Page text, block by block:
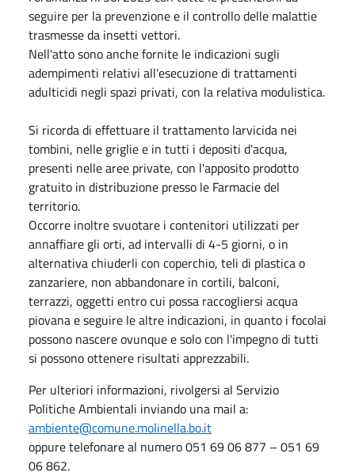
seguire per la prevenzione e il controllo delle malattie
trasmesse da insetti vettori.
Nell'atto sono anche fornite le indicazioni sugli
adempimenti relativi all'esecuzione di trattamenti
adulticidi negli spazi privati, con la relativa modulistica.
Si ricorda di effettuare il trattamento larvicida nei
tombini, nelle griglie e in tutti i depositi d'acqua,
presenti nelle aree private, con l'apposito prodotto
gratuito in distribuzione presso le Farmacie del
territorio.
Occorre inoltre svuotare i contenitori utilizzati per
annaffiare gli orti, ad intervalli di 4-5 giorni, o in
alternativa chiuderli con coperchio, teli di plastica o
zanzariere, non abbandonare in cortili, balconi,
terrazzi, oggetti entro cui possa raccogliersi acqua
piovana e seguire le altre indicazioni, in quanto i focolai
possono nascere ovunque e solo con l'impegno di tutti
si possono ottenere risultati apprezzabili.
Per ulteriori informazioni, rivolgersi al Servizio
Politiche Ambientali inviando una mail a:
ambiente@comune.molinella.bo.it
oppure telefonare al numero 051 69 06 877 – 051 69
06 862.